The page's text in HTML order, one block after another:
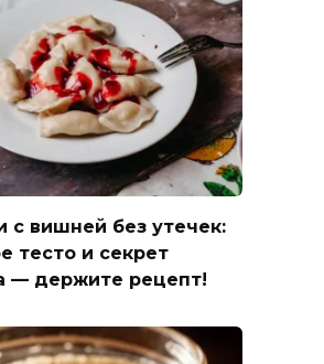
с вишней без утечек:
тесто и секрет
— держите рецепт!